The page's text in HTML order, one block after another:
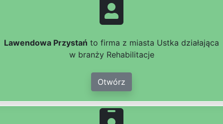
Lawendowa Przystań to firma z miasta Ustka działająca
w branży Rehabilitacje
Otwórz